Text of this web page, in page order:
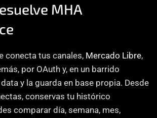
MHA
conecta tus canales, Mercado Libre
por OAuth y, en un barrido
y la guarda en base propia. Desde
conservas tu histórico
comparar día, semana, mes,